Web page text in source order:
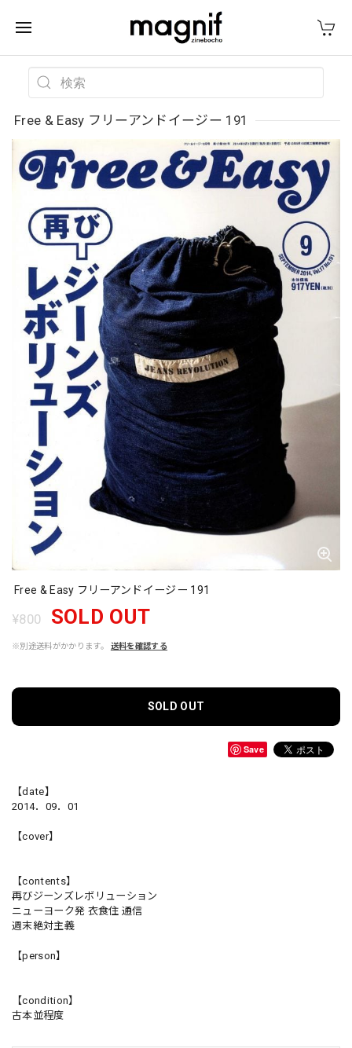
Free & Easy フリーアンドイージー 191
Free & Easy フリーアンドイージー 191
¥800 SOLD OUT
※別途送料がかかります。 送料を確認する
SOLD OUT
Save
【date】
2014．09．01
【cover】
【contents】
再びジーンズレボリューション
ニューヨーク発 衣食住 通信
週末絶対主義
【person】
【condition】
古本並程度